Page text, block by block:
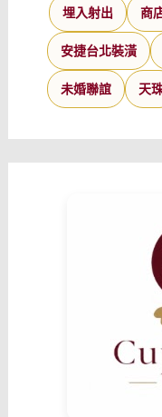
埋入射出 商
安捷台北裝潢
未婚聯誼 天